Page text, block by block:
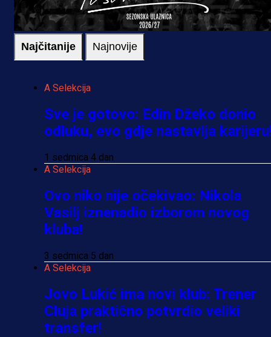
Najčitanije Najnovije
A Selekcija
Sve je gotovo: Edin Džeko donio
odluku, evo gdje nastavlja
1 sedmica 4 dan
A Selekcija
Ovo niko nije očekivao: Nikola
Vasilj iznenadio izborom novog
kluba!
3 sedmica 5 dan
A Selekcija
Jovo Lukić ima novi klub: Trener
Cluja praktično potvrdio veliki
transfer!